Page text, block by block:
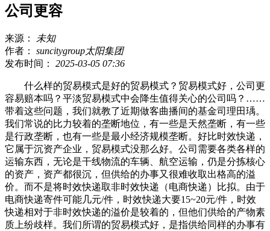
公司更容
来源：
未知
作者： suncitygroup太阳集团
发布时间： 2025-03-05 07:36
什么样的贸易模式是好的贸易模式？贸易模式好，公司更
容易赔本吗？平淡贸易模式中会降生值得关心的公司吗？……
带着这些问题，我们就教了近期做客曲播间的基金司理田瑀。
我们常说的比力较着的垄断地位，有一些是天然垄断，有一些
是行政垄断，也有一些是最小经济规模垄断。好比时效快递，
它属于沉资产企业，贸易模式没那么好。公司需要各类各样的
运输东西，无论是干线物流的车辆、航空运输，仍是分拣核心
的资产，资产都很沉，但供给的办事又很难收取出格高的溢
价。而不是将时效快递取非时效快递（电商快递）比拟。由于
电商快递寄件可能几元/件，时效快递大要15~20元/件，时效
快递相对于非时效快递的溢价是较着的，但他们供给的产物素
质上纷歧样。我们所谓的贸易模式好，是指供给同样的办事有